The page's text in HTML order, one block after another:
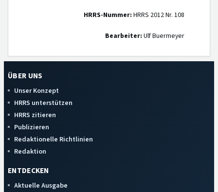
HRRS-Nummer: HRRS 2012 Nr. 108
Bearbeiter: Ulf Buermeyer
ÜBER UNS
Unser Konzept
HRRS unterstützen
HRRS zitieren
Publizieren
Redaktionelle Richtlinien
Redaktion
ENTDECKEN
Aktuelle Ausgabe